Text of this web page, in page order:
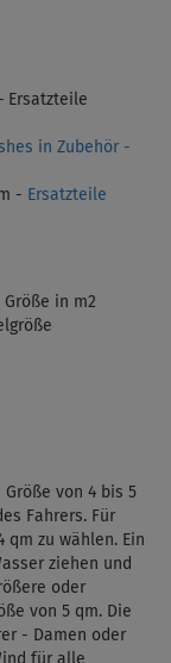
Ersatzteile
in Zubehör -
- Ersatzteile
in m2
von 4 bis 5
Fahrers. Für
zu wählen. Ein
ziehen und
oder
von 5 qm. Die
- Damen oder
für alle